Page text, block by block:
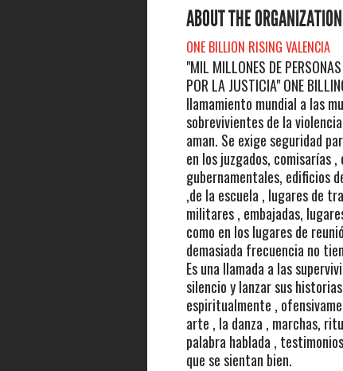
ABOUT THE ORGANIZATION
ONE BILLION RISING VALENCIA
"MIL MILLONES DE
POR LA JUSTICIA" ONE
llamamiento mundial a las
sobrevivientes de la
aman. Se exige seguridad
en los juzgados, comisarías
gubernamentales, edificios
,de la escuela , lugares de
militares , embajadas,
como en los lugares de
demasiada frecuencia no
Es una llamada a las
silencio y lanzar sus
espiritualmente ,
arte , la danza , marchas,
palabra hablada ,
que se sientan bien.